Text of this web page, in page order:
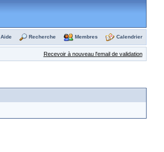
Aide Recherche Membres Calendrier
Recevoir à nouveau l'email de validation